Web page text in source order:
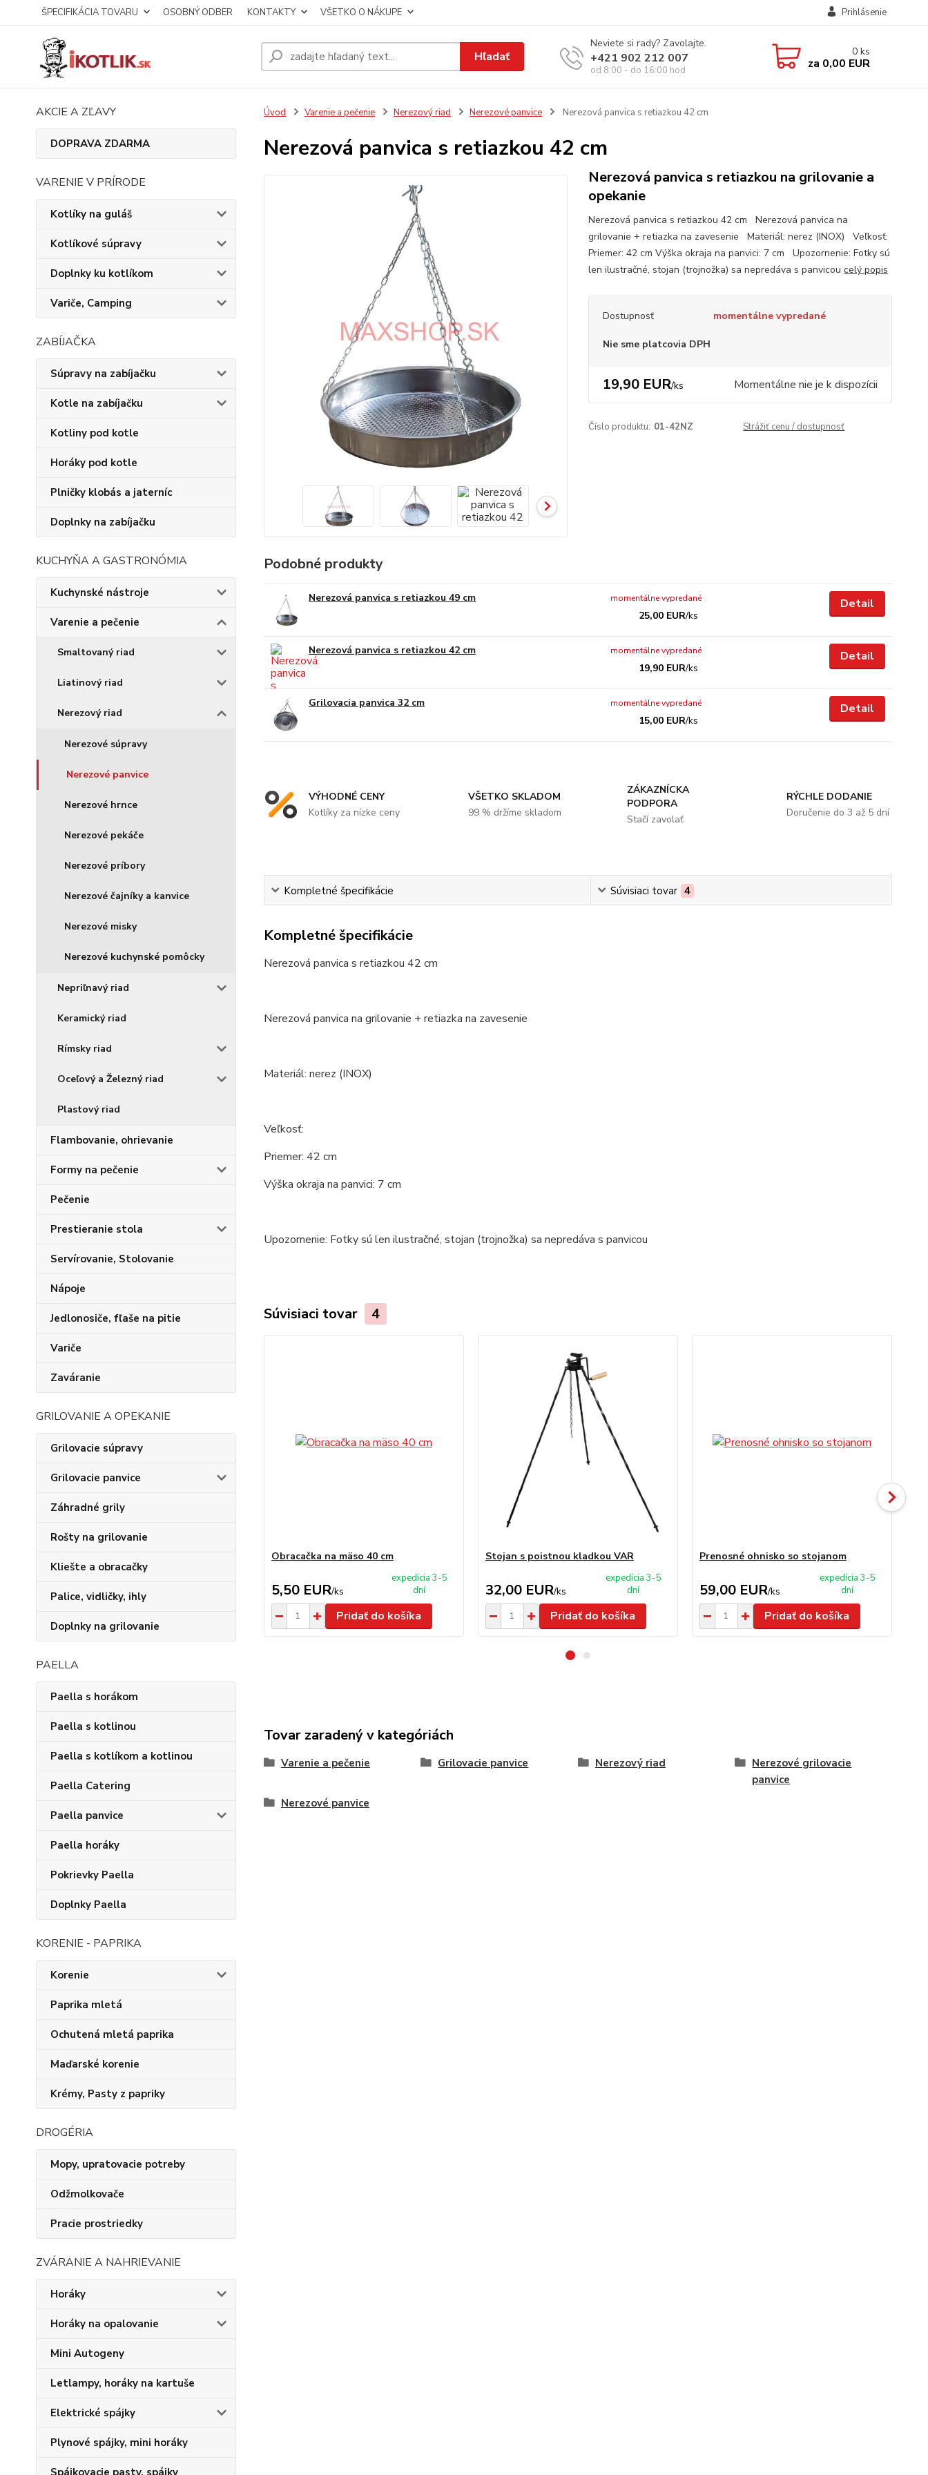
ŠPECIFIKÁCIA TOVARU OSOBNÝ ODBER KONTAKTY VŠETKO O NÁKUPE Prihlásenie
Hľadať
Neviete si rady? Zavolajte.
+421 902 212 007
od 8:00 - do 16:00 hod
0 ks
za 0,00 EUR
AKCIE A ZĽAVY
DOPRAVA ZDARMA
VARENIE V PRÍRODE
Kotlíky na guláš
Kotlíkové súpravy
Doplnky ku kotlíkom
Variče, Camping
ZABÍJAČKA
Súpravy na zabíjačku
Kotle na zabíjačku
Kotliny pod kotle
Horáky pod kotle
Plničky klobás a jaterníc
Doplnky na zabíjačku
KUCHYŇA A GASTRONÓMIA
Kuchynské nástroje
Varenie a pečenie
Smaltovaný riad
Liatinový riad
Nerezový riad
Nerezové súpravy
Nerezové panvice
Nerezové hrnce
Nerezové pekáče
Nerezové príbory
Nerezové čajníky a kanvice
Nerezové misky
Nerezové kuchynské pomôcky
Nepriľnavý riad
Keramický riad
Rímsky riad
Oceľový a Železný riad
Plastový riad
Flambovanie, ohrievanie
Formy na pečenie
Pečenie
Prestieranie stola
Servírovanie, Stolovanie
Nápoje
Jedlonosiče, fľaše na pitie
Variče
Zaváranie
GRILOVANIE A OPEKANIE
Grilovacie súpravy
Grilovacie panvice
Záhradné grily
Rošty na grilovanie
Kliešte a obracačky
Palice, vidličky, ihly
Doplnky na grilovanie
PAELLA
Paella s horákom
Paella s kotlinou
Paella s kotlíkom a kotlinou
Paella Catering
Paella panvice
Paella horáky
Pokrievky Paella
Doplnky Paella
KORENIE - PAPRIKA
Korenie
Paprika mletá
Ochutená mletá paprika
Maďarské korenie
Krémy, Pasty z papriky
DROGÉRIA
Mopy, upratovacie potreby
Odžmolkovače
Pracie prostriedky
ZVÁRANIE A NAHRIEVANIE
Horáky
Horáky na opalovanie
Mini Autogeny
Letlampy, horáky na kartuše
Elektrické spájky
Plynové spájky, mini horáky
Spájkovacie pasty, spájky
Úvod Varenie a pečenie Nerezový riad Nerezové panvice Nerezová panvica s retiazkou 42 cm
Nerezová panvica s retiazkou 42 cm
Nerezová panvica s retiazkou na grilovanie a
opekanie
Nerezová panvica s retiazkou 42 cm Nerezová panvica na
grilovanie + retiazka na zavesenie Materiál: nerez (INOX) Veľkosť:
Priemer: 42 cm Výška okraja na panvici: 7 cm Upozornenie: Fotky sú
len ilustračné, stojan (trojnožka) sa nepredáva s panvicou celý popis
Dostupnosť momentálne vypredané
Nie sme platcovia DPH
19,90 EUR/ks Momentálne nie je k dispozícii
Číslo produktu: 01-42NZ Strážiť cenu / dostupnosť
Podobné produkty
Nerezová panvica s retiazkou 49 cm
25,00 EUR/ks
momentálne vypredané Detail
Nerezová panvica s retiazkou 42 cm
19,90 EUR/ks
momentálne vypredané Detail
Grilovacia panvica 32 cm
15,00 EUR/ks
momentálne vypredané Detail
VÝHODNÉ CENY
Kotlíky za nízke ceny
VŠETKO SKLADOM
99 % držíme skladom
ZÁKAZNÍCKA
PODPORA
Stačí zavolať
RÝCHLE DODANIE
Doručenie do 3 až 5 dní
Kompletné špecifikácie Súvisiaci tovar 4
Kompletné špecifikácie
Nerezová panvica s retiazkou 42 cm
Nerezová panvica na grilovanie + retiazka na zavesenie
Materiál: nerez (INOX)
Veľkosť:
Priemer: 42 cm
Výška okraja na panvici: 7 cm
Upozornenie: Fotky sú len ilustračné, stojan (trojnožka) sa nepredáva s panvicou
Súvisiaci tovar 4
Obracačka na mäso 40 cm
5,50 EUR/ks
expedícia 3-5
dní
Pridať do košíka
Stojan s poistnou kladkou VAR
32,00 EUR/ks
expedícia 3-5
dní
Pridať do košíka
Prenosné ohnisko so stojanom
59,00 EUR/ks
expedícia 3-5
dní
Pridať do košíka
Tovar zaradený v kategóriách
Varenie a pečenie Grilovacie panvice Nerezový riad
Nerezové grilovacie
panvice
Nerezové panvice